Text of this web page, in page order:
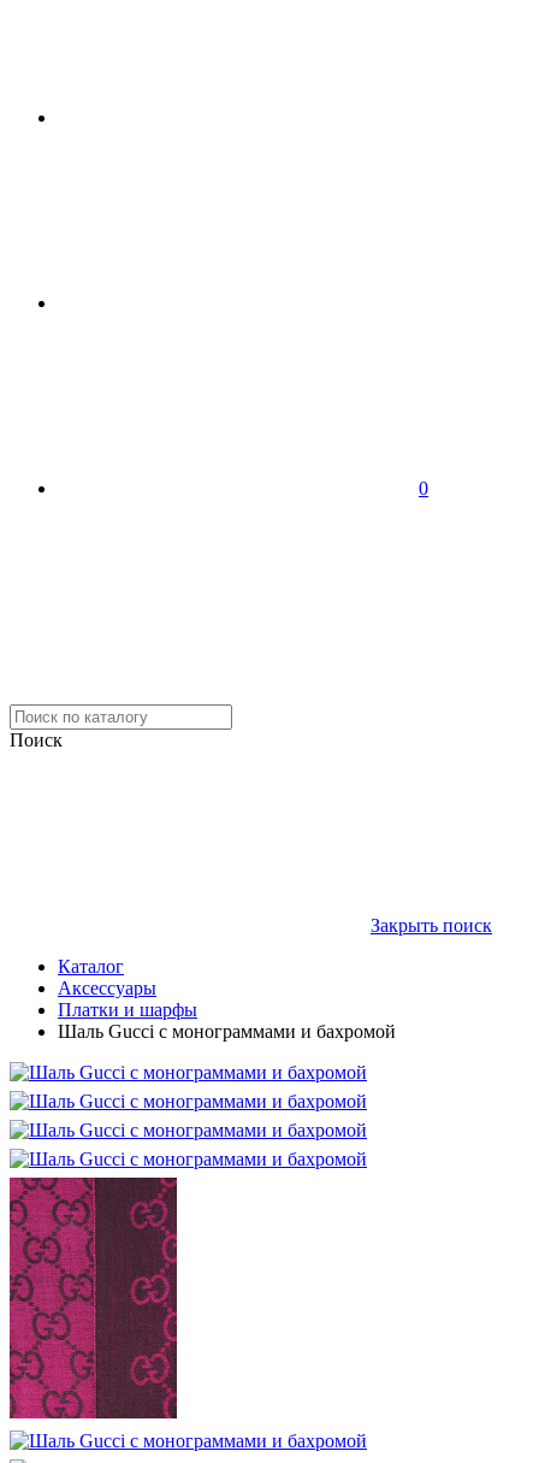
0
Поиск
Закрыть поиск
Каталог
Аксессуары
Платки и шарфы
Шаль Gucci с монограммами и бахромой